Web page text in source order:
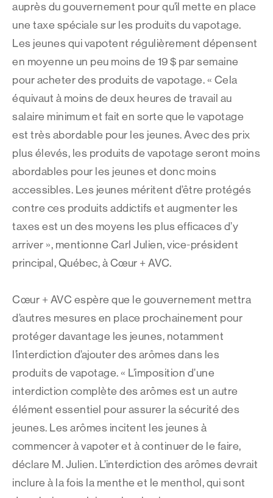
auprès du gouvernement pour qu’il mette en place
une taxe spéciale sur les produits du vapotage.
Les jeunes qui vapotent régulièrement dépensent
en moyenne un peu moins de 19 $ par semaine
pour acheter des produits de vapotage. « Cela
équivaut à moins de deux heures de travail au
salaire minimum et fait en sorte que le vapotage
est très abordable pour les jeunes. Avec des prix
plus élevés, les produits de vapotage seront moins
abordables pour les jeunes et donc moins
accessibles. Les jeunes méritent d’être protégés
contre ces produits addictifs et augmenter les
taxes est un des moyens les plus efficaces d’y
arriver », mentionne Carl Julien, vice-président
principal, Québec, à Cœur + AVC.
Cœur + AVC espère que le gouvernement mettra
d’autres mesures en place prochainement pour
protéger davantage les jeunes, notamment
l’interdiction d’ajouter des arômes dans les
produits de vapotage. « L’imposition d’une
interdiction complète des arômes est un autre
élément essentiel pour assurer la sécurité des
jeunes. Les arômes incitent les jeunes à
commencer à vapoter et à continuer de le faire,
déclare M. Julien. L’interdiction des arômes devrait
inclure à la fois la menthe et le menthol, qui sont